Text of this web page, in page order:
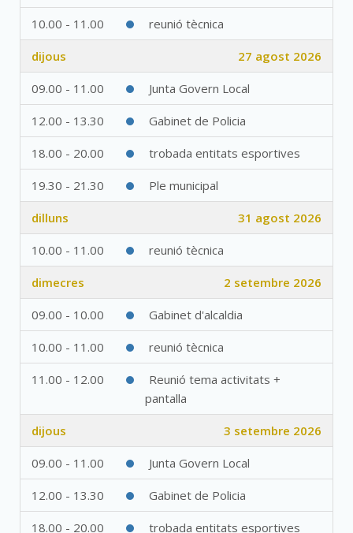
10.00 - 11.00 reunió tècnica
dijous 27 agost 2026
09.00 - 11.00 Junta Govern Local
12.00 - 13.30 Gabinet de Policia
18.00 - 20.00 trobada entitats esportives
19.30 - 21.30 Ple municipal
dilluns 31 agost 2026
10.00 - 11.00 reunió tècnica
dimecres 2 setembre 2026
09.00 - 10.00 Gabinet d'alcaldia
10.00 - 11.00 reunió tècnica
11.00 - 12.00
Reunió tema activitats +
pantalla
dijous 3 setembre 2026
09.00 - 11.00 Junta Govern Local
12.00 - 13.30 Gabinet de Policia
18.00 - 20.00 trobada entitats esportives